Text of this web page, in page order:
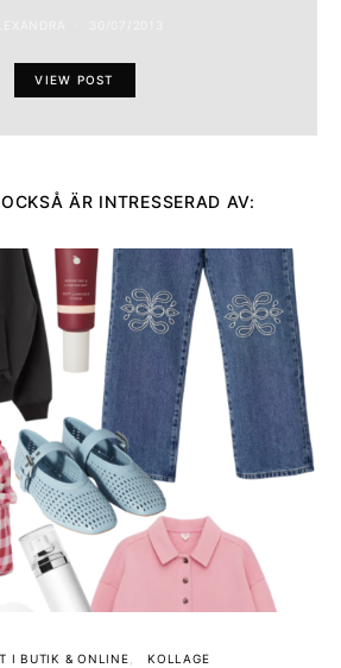
VIEW POST
ÄR INTRESSERAD AV:
I BUTIK & ONLINE KOLLAGE